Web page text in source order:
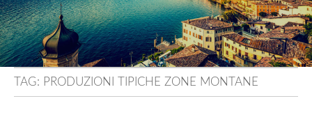
TAG: PRODUZIONI TIPICHE ZONE MONTANE